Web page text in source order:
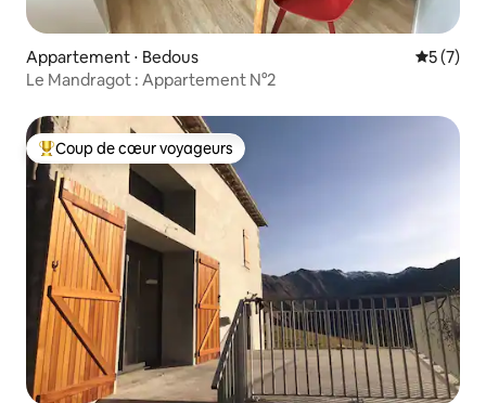
Appartement ⋅ Bedous
5 (7)
Le Mandragot : Appartement N°2
Coups de cœur voyageurs les plus appréciés
Coup de cœur voyageurs